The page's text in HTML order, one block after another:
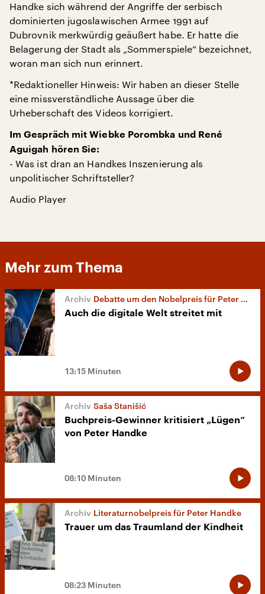
Handke sich während der Angriffe der serbisch
dominierten jugoslawischen Armee 1991 auf
Dubrovnik merkwürdig geäußert habe. Er hatte die
Belagerung der Stadt als „Sommerspiele“ bezeichnet,
woran man sich nun erinnert.
*Redaktioneller Hinweis: Wir haben an dieser Stelle
eine missverständliche Aussage über die
Urheberschaft des Videos korrigiert.
Im Gespräch mit Wiebke Porombka und René
Aguigah hören Sie:
- Was ist dran an Handkes Inszenierung als
unpolitischer Schriftsteller?
Audio Player
Mehr zum Thema
Debatte um den Nobelpreis für Peter Handke
Auch die digitale Welt streitet mit
13:15 Minuten
Saša Stanišić
Buchpreis-Gewinner kritisiert „Lügen“
von Peter Handke
08:10 Minuten
Literaturnobelpreis für Peter Handke
Trauer um das Traumland der Kindheit
08:23 Minuten